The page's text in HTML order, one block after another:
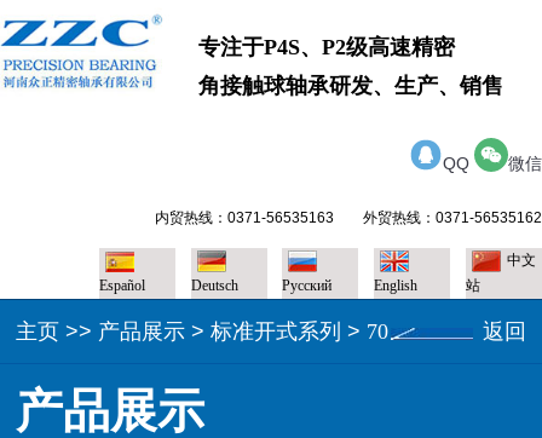
专注于P4S、P2级高速精密
角接触球轴承研发、生产、销售
QQ 微信
内贸热线：0371-56535163 外贸热线：0371-56535162
中文
站
English
Pусский
Deutsch
Español
主页 >> 产品展示 > 标准开式系列 > 70 返回
产品展示